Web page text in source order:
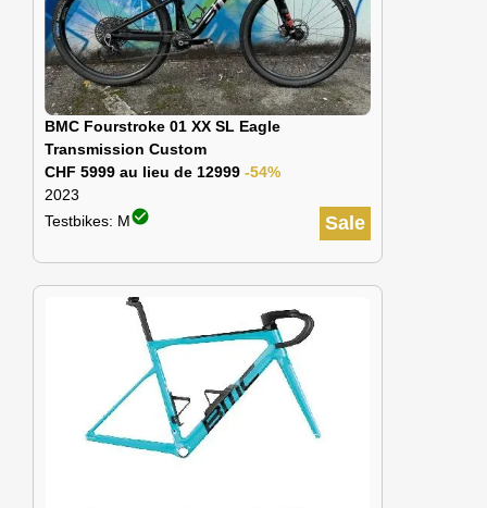
BMC Fourstroke 01 XX SL Eagle
Transmission Custom
CHF 5999 au lieu de 12999 -54%
2023
Sale
Testbikes: Mcheck_circle